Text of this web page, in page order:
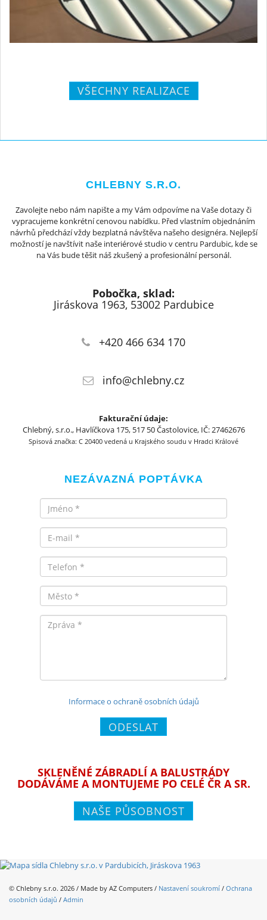
VŠECHNY REALIZACE
CHLEBNY S.R.O.
Zavolejte nebo nám napište a my Vám odpovíme na Vaše dotazy či
vypracujeme konkrétní cenovou nabídku. Před vlastním objednáním
návrhů předchází vždy bezplatná návštěva našeho designéra. Nejlepší
možností je navštívit naše interiérové studio v centru Pardubic, kde se
na Vás bude těšit náš zkušený a profesionální personál.
Pobočka, sklad:
Jiráskova 1963, 53002 Pardubice
+420 466 634 170
info@chlebny.cz
Fakturační údaje:
Chlebný, s.r.o., Havlíčkova 175, 517 50 Častolovice, IČ: 27462676
Spisová značka: C 20400 vedená u Krajského soudu v Hradci Králové
NEZÁVAZNÁ POPTÁVKA
Informace o ochraně osobních údajů
ODESLAT
SKLENĚNÉ ZÁBRADLÍ A BALUSTRÁDY
DODÁVÁME A MONTUJEME PO CELÉ ČR A SR.
NAŠE PŮSOBNOST
© Chlebny s.r.o. 2026 / Made by AZ Computers / Nastavení soukromí / Ochrana
osobních údajů / Admin